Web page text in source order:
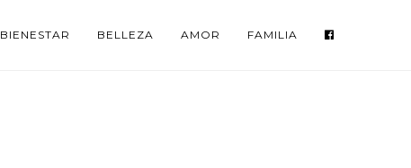
BIENESTAR BELLEZA AMOR FAMILIA